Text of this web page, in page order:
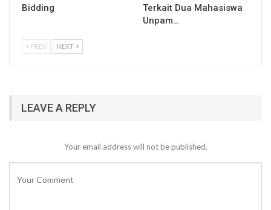
Bidding
Terkait Dua Mahasiswa
Unpam…
PREV NEXT
LEAVE A REPLY
Your email address will not be published.